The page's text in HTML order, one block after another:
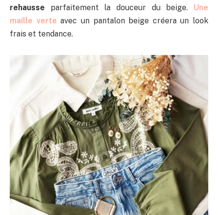
rehausse parfaitement la douceur du beige. Une
maille verte avec un pantalon beige créera un look
frais et tendance.